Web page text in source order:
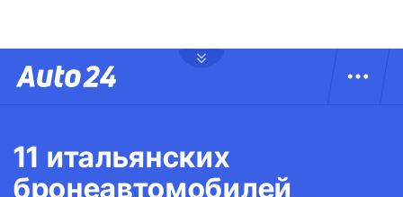
11 итальянских
бронеавтомобилей